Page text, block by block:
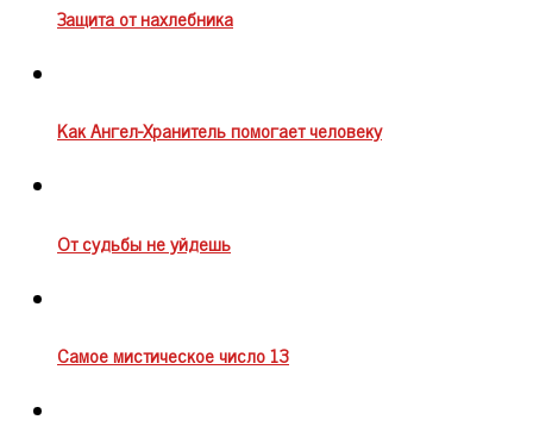
Защита от нахлебника
Как Ангел-Хранитель помогает человеку
От судьбы не уйдешь
Самое мистическое число 13